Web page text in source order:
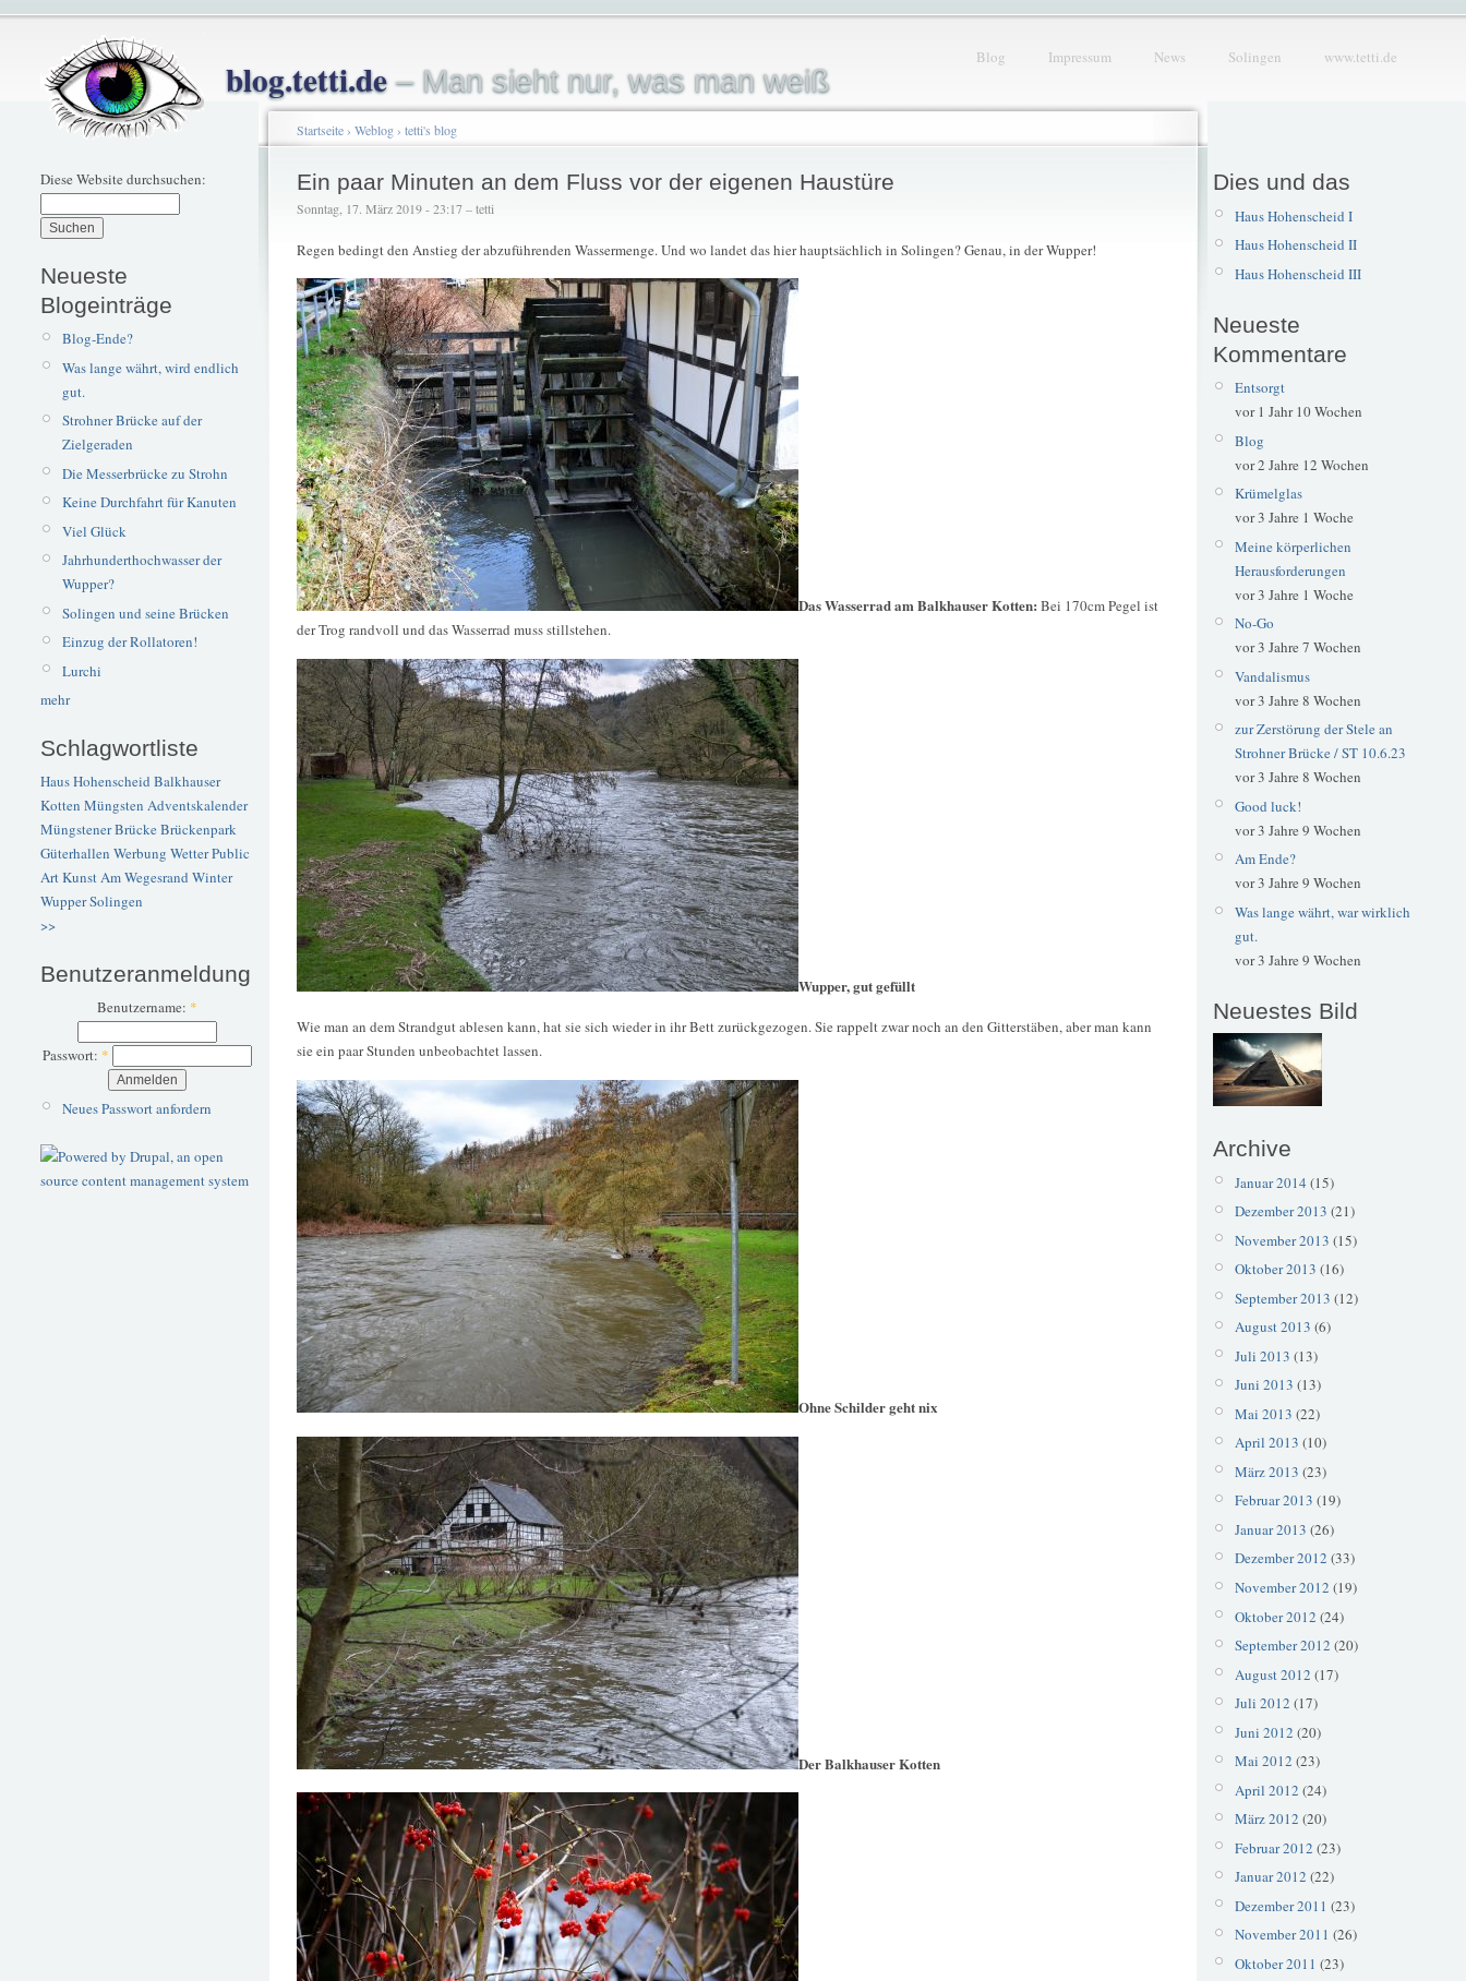
blog.tetti.de– Man sieht nur, was man weiß
Blog Impressum News Solingen www.tetti.de
Diese Website durchsuchen:
Neueste
Blogeinträge
Blog-Ende?
Was lange währt, wird endlich
gut.
Strohner Brücke auf der
Zielgeraden
Die Messerbrücke zu Strohn
Keine Durchfahrt für Kanuten
Viel Glück
Jahrhunderthochwasser der
Wupper?
Solingen und seine Brücken
Einzug der Rollatoren!
Lurchi
mehr
Schlagwortliste
Haus Hohenscheid Balkhauser
Kotten Müngsten Adventskalender
Müngstener BrückeBrückenpark
Güterhallen Werbung WetterPublic
ArtKunstAm Wegesrand Winter
WupperSolingen
>>
Benutzeranmeldung
Benutzername: *
Passwort: *
Neues Passwort anfordern
Startseite› Weblog› tetti's blog
Ein paar Minuten an dem Fluss vor der eigenen Haustüre
Sonntag, 17. März 2019 - 23:17 – tetti
Regen bedingt den Anstieg der abzuführenden Wassermenge. Und wo landet das hier hauptsächlich in Solingen? Genau, in der Wupper!
Das Wasserrad am Balkhauser Kotten: Bei 170cm Pegel ist
der Trog randvoll und das Wasserrad muss stillstehen.
Wupper, gut gefüllt
Wie man an dem Strandgut ablesen kann, hat sie sich wieder in ihr Bett zurückgezogen. Sie rappelt zwar noch an den Gitterstäben, aber man kann
sie ein paar Stunden unbeobachtet lassen.
Ohne Schilder geht nix
Der Balkhauser Kotten
Dies und das
Haus Hohenscheid I
Haus Hohenscheid II
Haus Hohenscheid III
Neueste
Kommentare
Entsorgt
vor 1 Jahr 10 Wochen
Blog
vor 2 Jahre 12 Wochen
Krümelglas
vor 3 Jahre 1 Woche
Meine körperlichen
Herausforderungen
vor 3 Jahre 1 Woche
No-Go
vor 3 Jahre 7 Wochen
Vandalismus
vor 3 Jahre 8 Wochen
zur Zerstörung der Stele an
Strohner Brücke / ST 10.6.23
vor 3 Jahre 8 Wochen
Good luck!
vor 3 Jahre 9 Wochen
Am Ende?
vor 3 Jahre 9 Wochen
Was lange währt, war wirklich
gut.
vor 3 Jahre 9 Wochen
Neuestes Bild
Archive
Januar 2014 (15)
Dezember 2013 (21)
November 2013 (15)
Oktober 2013 (16)
September 2013 (12)
August 2013 (6)
Juli 2013 (13)
Juni 2013 (13)
Mai 2013 (22)
April 2013 (10)
März 2013 (23)
Februar 2013 (19)
Januar 2013 (26)
Dezember 2012 (33)
November 2012 (19)
Oktober 2012 (24)
September 2012 (20)
August 2012 (17)
Juli 2012 (17)
Juni 2012 (20)
Mai 2012 (23)
April 2012 (24)
März 2012 (20)
Februar 2012 (23)
Januar 2012 (22)
Dezember 2011 (23)
November 2011 (26)
Oktober 2011 (23)